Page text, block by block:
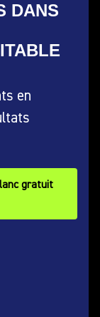
DANS
en
gratuit